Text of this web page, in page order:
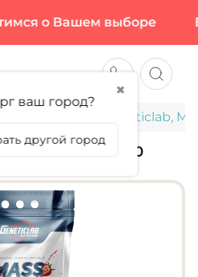
о Вашем выборе
Geneticlab,
3000 Г (30
✖
ваш город?
другой город